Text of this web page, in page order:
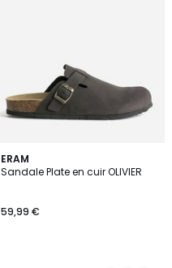
ERAM
Sandale Plate en cuir OLIVIER
59,99 €
3
Couleurs